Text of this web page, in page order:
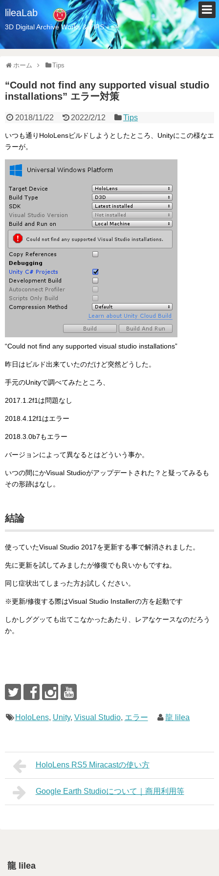
lileaLab
3D Digital Archive Works & TIPS +++
ホーム Tips
“Could not find any supported visual studio
installations” エラー対策
2018/11/22 2022/2/12 Tips
いつも通りHoloLensビルドしようとしたところ、Unityにこの様なエ
ラーが。
“Could not find any supported visual studio installations”
昨日はビルド出来ていたのだけど突然どうした。
手元のUnityで調べてみたところ、
2017.1.2f1は問題なし
2018.4.12f1はエラー
2018.3.0b7もエラー
バージョンによって異なるとはどういう事か。
いつの間にかVisual Studioがアップデートされた？と疑ってみるも
その形跡はなし。
結論
使っていたVisual Studio 2017を更新する事で解消されました。
先に更新を試してみましたが修復でも良いかもですね。
同じ症状出てしまった方お試しください。
※更新/修復する際はVisual Studio Installerの方を起動です
しかしググッても出てこなかったあたり、レアなケースなのだろう
か。
HoloLens, Unity, Visual Studio, エラー 龍 lilea
HoloLens RS5 Miracastの使い方
Google Earth Studioについて｜商用利用等
龍 lilea